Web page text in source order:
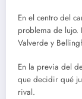
En el centro del
problema de lujo.
Valverde y
En la previa del
que decidir qué
rival.